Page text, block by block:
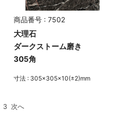
商品番号 : 7502
大理石
ダークストーム磨き
305角
寸法 : 305×305×10(±2)mm
3 次へ